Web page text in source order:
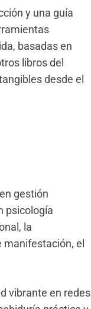
y una guía
basadas en
libros del
desde el
gestión
psicología
la
manifestación, el
vibrante en redes